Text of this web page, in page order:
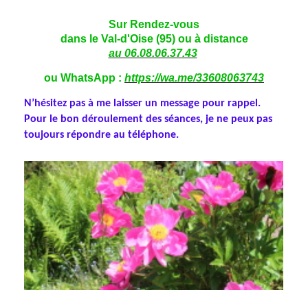
Sur Rendez-vous
dans le Val-d'Oise (95) ou à distance
au 06.08.06.37.43
ou WhatsApp : https://wa.me/33608063743
N’hésitez pas à me laisser un message pour rappel.
Pour le bon déroulement des séances, je ne peux pas
toujours répondre au téléphone.